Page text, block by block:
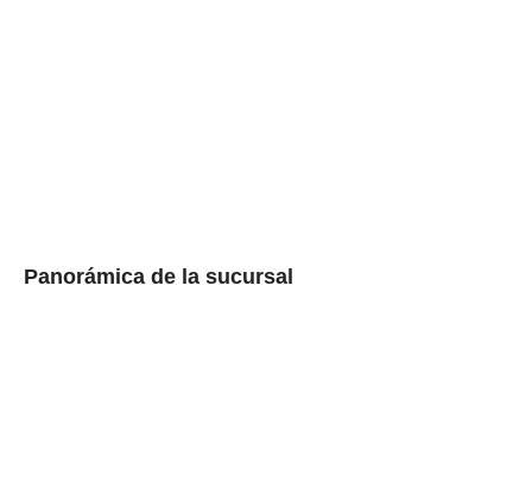
Panorámica de la sucursal